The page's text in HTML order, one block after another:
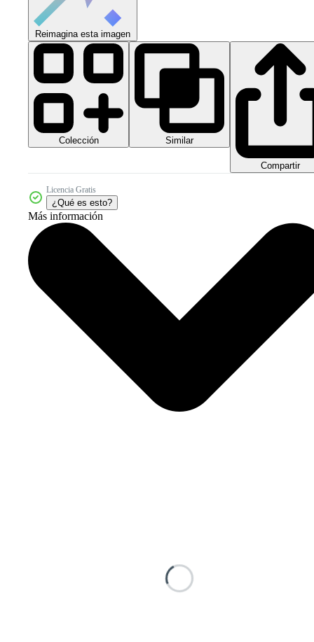
Reimagina esta imagen
Colección Similar
Compartir
Licencia Gratis
¿Qué es esto?
Más información